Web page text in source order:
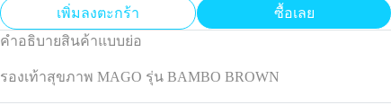
เพิ่มลงตะกร้า
ซื้อเลย
คำอธิบายสินค้าแบบย่อ
รองเท้าสุขภาพ MAGO รุ่น BAMBO BROWN